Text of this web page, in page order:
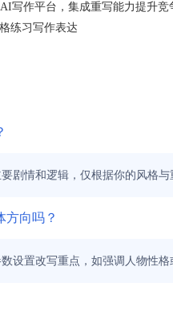
写作平台，集成重写能力提升竞
练习写作表达
剧情和逻辑，仅根据你的风格
方向吗？
设置改写重点，如强调人物性